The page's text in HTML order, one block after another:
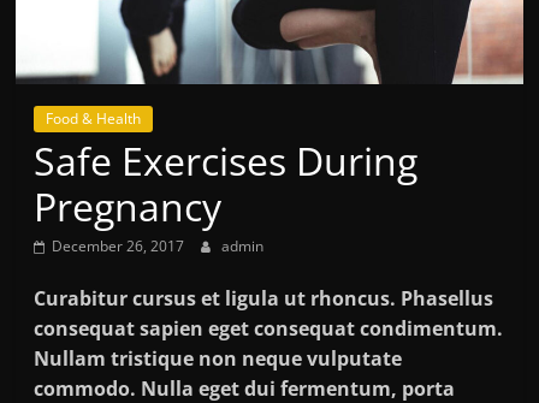
Food & Health
Safe Exercises During
Pregnancy
December 26, 2017 admin
Curabitur cursus et ligula ut rhoncus. Phasellus
consequat sapien eget consequat condimentum.
Nullam tristique non neque vulputate
commodo. Nulla eget dui fermentum, porta